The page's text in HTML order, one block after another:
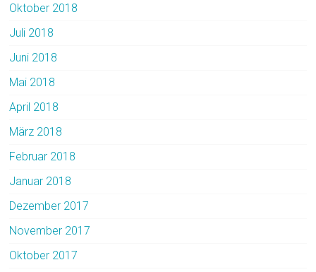
Oktober 2018
Juli 2018
Juni 2018
Mai 2018
April 2018
März 2018
Februar 2018
Januar 2018
Dezember 2017
November 2017
Oktober 2017